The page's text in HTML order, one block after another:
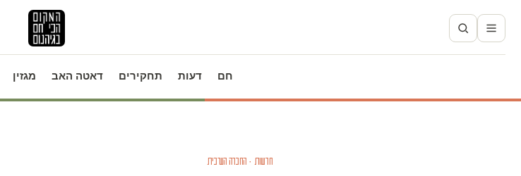
חם דעות תחקירים דאטה האב מגזין
חדשות · החברה הערבית